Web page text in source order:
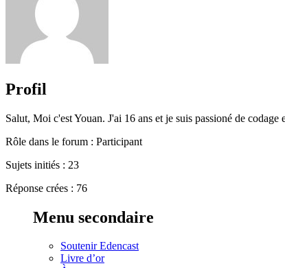
Profil
Salut, Moi c'est Youan. J'ai 16 ans et je suis passioné de
Rôle dans le forum : Participant
Sujets initiés : 23
Réponse crées : 76
Menu secondaire
Soutenir Edencast
Livre d’or